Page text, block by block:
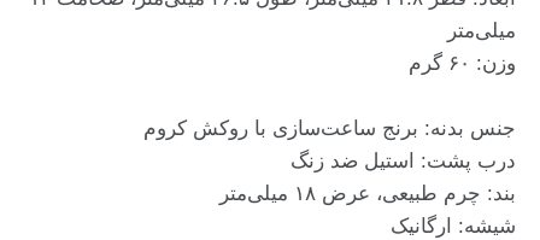
میلی‌متر
وزن: ۶۰ گرم
جنس بدنه: برنج ساعت‌سازی با روکش کروم
درب پشت: استیل ضد زنگ
بند: چرم طبیعی، عرض ۱۸ میلی‌متر
شیشه: ارگانیک